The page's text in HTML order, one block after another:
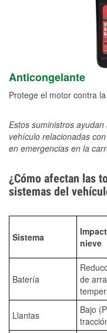
Anticongelante
Protege el motor contra
Estos suministros
vehículo relacionadas
en emergencias en la
¿Cómo afectan las
sistemas del
Sistema
nieve
Batería
de
Llantas
Bajo